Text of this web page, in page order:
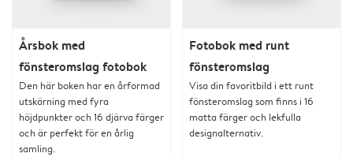
Årsbok med
fönsteromslag fotobok
Den här boken har en årformad
utskärning med fyra
höjdpunkter och 16 djärva färger
och är perfekt för en årlig
samling.
Fotobok med runt
fönsteromslag
Visa din favoritbild i ett runt
fönsteromslag som finns i 16
matta färger och lekfulla
designalternativ.